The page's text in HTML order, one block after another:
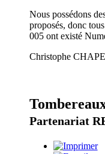
Nous possédons
proposés, donc
005 ont existé
Christophe
Partenariat